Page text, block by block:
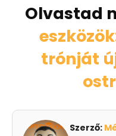
Olvastad
trónját
Szerző: